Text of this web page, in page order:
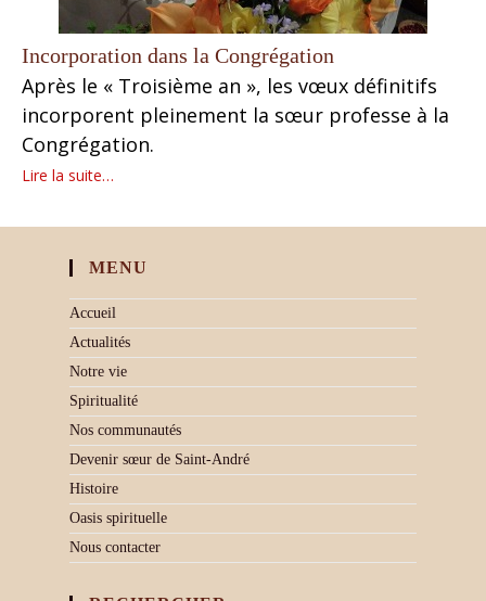
Incorporation dans la Congrégation
Après le « Troisième an », les vœux définitifs
incorporent pleinement la sœur professe à la
Congrégation.
Lire la suite…
MENU
Accueil
Actualités
Notre vie
Spiritualité
Nos communautés
Devenir sœur de Saint-André
Histoire
Oasis spirituelle
Nous contacter